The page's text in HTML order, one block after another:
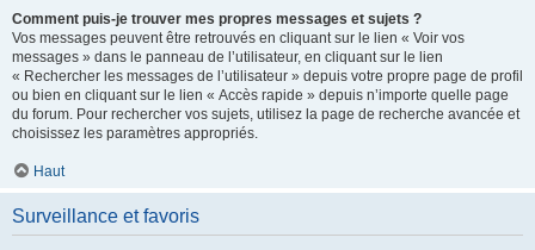
Comment puis-je trouver mes propres messages et sujets ?
Vos messages peuvent être retrouvés en cliquant sur le lien « Voir vos
messages » dans le panneau de l’utilisateur, en cliquant sur le lien
« Rechercher les messages de l’utilisateur » depuis votre propre page de profil
ou bien en cliquant sur le lien « Accès rapide » depuis n’importe quelle page
du forum. Pour rechercher vos sujets, utilisez la page de recherche avancée et
choisissez les paramètres appropriés.
Haut
Surveillance et favoris